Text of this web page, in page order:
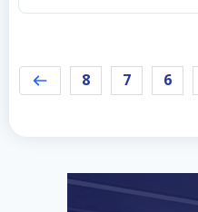
6
7
8